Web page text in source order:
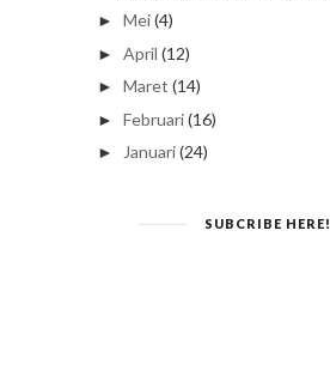
► Mei(4)
► April (12)
► Maret (14)
► Februari(16)
► Januari(24)
SUBCRIBE HERE!